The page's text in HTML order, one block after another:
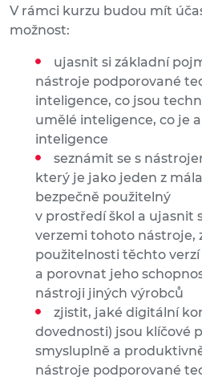
V rámci kurzu budou mít
možnost:
ujasnit si základní
nástroje podporované
inteligence, co jsou
umělé inteligence, co je
inteligence
seznámit se s
který je jako jeden z
bezpečně použitelný
v prostředí škol a ujasnit
verzemi tohoto nástroje,
použitelnosti těchto verzí
a porovnat jeho
nástroji jiných výrobců
zjistit, jaké digitální
dovednosti) jsou klíčové
smysluplně a
nástroje podporované